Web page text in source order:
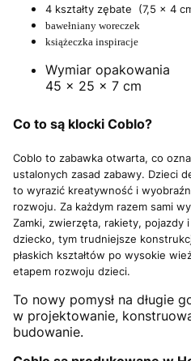
4 kształty zębate (7,5 x 4
bawełniany woreczek
książeczka inspiracje
Wymiar opakowania
45 x 25 x 7 cm
Co to są klocki Coblo?
Coblo to zabawka otwarta, co
ustalonych zasad zabawy. Dzieci
to wyrazić kreatywność i
rozwoju. Za każdym razem sami
Zamki, zwierzęta, rakiety, pojazdy
dziecko, tym trudniejsze
płaskich kształtów po wysokie
etapem rozwoju dzieci.
To nowy pomysł na długie
w projektowanie,
budowanie.